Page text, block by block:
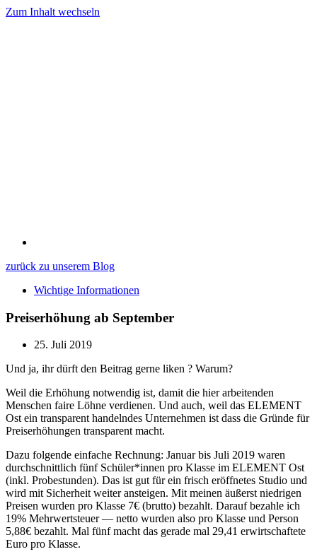
Zum Inhalt wechseln
zurück zu unserem Blog
Wichtige Informationen
Preiserhöhung ab September
25. Juli 2019
Und ja, ihr dürft den Beitrag gerne liken ? Warum?
Weil die Erhöhung notwendig ist, damit die hier arbeitenden
Menschen faire Löhne verdienen. Und auch, weil das ELEMENT
Ost ein transparent handelndes Unternehmen ist dass die Gründe für
Preiserhöhungen transparent macht.
Dazu folgende einfache Rechnung: Januar bis Juli 2019 waren
durchschnittlich fünf Schüler*innen pro Klasse im ELEMENT Ost
(inkl. Probestunden). Das ist gut für ein frisch eröffnetes Studio und
wird mit Sicherheit weiter ansteigen. Mit meinen äußerst niedrigen
Preisen wurden pro Klasse 7€ (brutto) bezahlt. Darauf bezahle ich
19% Mehrwertsteuer — netto wurden also pro Klasse und Person
5,88€ bezahlt. Mal fünf macht das gerade mal 29,41 erwirtschaftete
Euro pro Klasse.